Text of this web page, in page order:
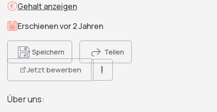
Gehalt anzeigen
Erschienen vor 2 Jahren
Speichern Teilen
Jetzt bewerben
Über uns: